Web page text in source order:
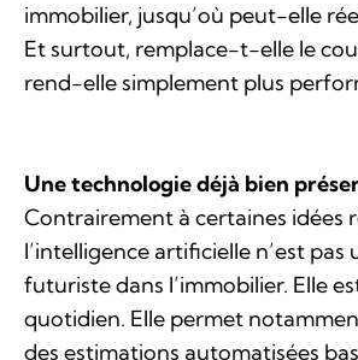
immobilier, jusqu’où peut-elle
Et surtout, remplace-t-elle le
rend-elle simplement plus
Une technologie déjà bien
Contrairement à certaines idées
l’intelligence artificielle n’est pas
futuriste dans l’immobilier. Elle
quotidien. Elle permet
des estimations automatisées